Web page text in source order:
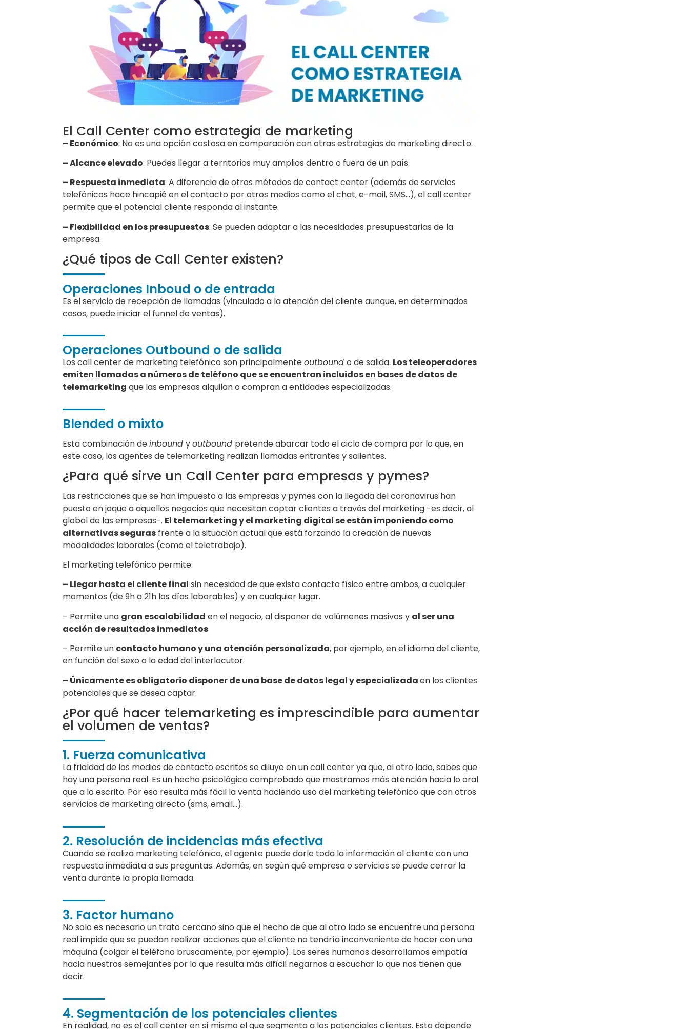
El Call Center como estrategia de marketing
– Económico: No es una opción costosa en comparación con otras estrategias de marketing directo.
– Alcance elevado: Puedes llegar a territorios muy amplios dentro o fuera de un país.
– Respuesta inmediata: A diferencia de otros métodos de contact center (además de servicios
telefónicos hace hincapié en el contacto por otros medios como el chat, e-mail, SMS…), el call center
permite que el potencial cliente responda al instante.
– Flexibilidad en los presupuestos: Se pueden adaptar a las necesidades presupuestarias de la
empresa.
¿Qué tipos de Call Center existen?
Operaciones Inboud o de entrada
Es el servicio de recepción de llamadas (vinculado a la atención del cliente aunque, en determinados
casos, puede iniciar el funnel de ventas).
Operaciones Outbound o de salida
Los call center de marketing telefónico son principalmenteoutbound o de salida. Los teleoperadores
emiten llamadas a números de teléfono que se encuentran incluidos en bases de datos de
telemarketing que las empresas alquilan o compran a entidades especializadas.
Blended o mixto
Esta combinación deinbound youtbound pretende abarcar todo el ciclo de compra por lo que, en
este caso, los agentes de telemarketing realizan llamadas entrantes y salientes.
¿Para qué sirve un Call Center para empresas y pymes?
Las restricciones que se han impuesto a las empresas y pymes con la llegada del coronavirus han
puesto en jaque a aquellos negocios que necesitan captar clientes a través del marketing -es decir, al
global de las empresas-. El telemarketing y el marketing digital se están imponiendo como
alternativas seguras frente a la situación actual que está forzando la creación de nuevas
modalidades laborales (como el teletrabajo).
El marketing telefónico permite:
– Llegar hasta el cliente final sin necesidad de que exista contacto físico entre ambos, a cualquier
momentos (de 9h a 21h los días laborables) y en cualquier lugar.
– Permite una gran escalabilidad en el negocio, al disponer de volúmenes masivos y al ser una
acción de resultados inmediatos
– Permite un contacto humano y una atención personalizada, por ejemplo, en el idioma del cliente,
en función del sexo o la edad del interlocutor.
– Únicamente es obligatorio disponer de una base de datos legal y especializadaen los clientes
potenciales que se desea captar.
¿Por qué hacer telemarketing es imprescindible para aumentar
el volumen de ventas?
1. Fuerza comunicativa
La frialdad de los medios de contacto escritos se diluye en un call center ya que, al otro lado, sabes que
hay una persona real. Es un hecho psicológico comprobado que mostramos más atención hacia lo oral
que a lo escrito. Por eso resulta más fácil la venta haciendo uso del marketing telefónico que con otros
servicios de marketing directo (sms, email…).
2. Resolución de incidencias más efectiva
Cuando se realiza marketing telefónico, el agente puede darle toda la información al cliente con una
respuesta inmediata a sus preguntas. Además, en según qué empresa o servicios se puede cerrar la
venta durante la propia llamada.
3. Factor humano
No solo es necesario un trato cercano sino que el hecho de que al otro lado se encuentre una persona
real impide que se puedan realizar acciones que el cliente no tendría inconveniente de hacer con una
máquina (colgar el teléfono bruscamente, por ejemplo). Los seres humanos desarrollamos empatía
hacia nuestros semejantes por lo que resulta más difícil negarnos a escuchar lo que nos tienen que
decir.
4. Segmentación de los potenciales clientes
En realidad, no es el call center en sí mismo el que segmenta a los potenciales clientes. Esto depende